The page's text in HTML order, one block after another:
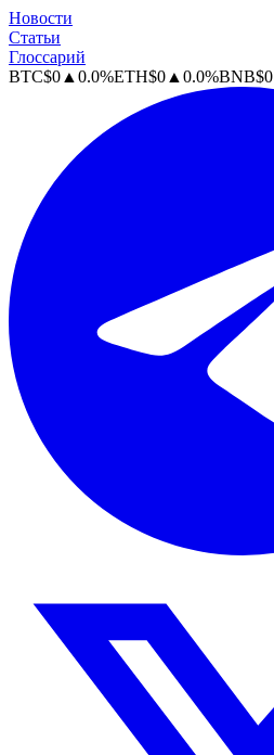
Новости
Статьи
Глоссарий
BTC$0 ▲ 0.0%ETH$0 ▲ 0.0%BNB$0